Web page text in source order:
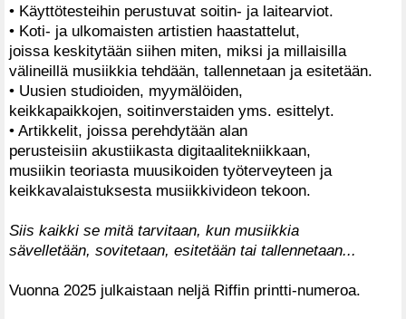
• Käyttötesteihin perustuvat soitin- ja laitearviot.
• Koti- ja ulkomaisten artistien haastattelut,
joissa keskitytään siihen miten, miksi ja millaisilla
välineillä musiikkia tehdään, tallennetaan ja esitetään.
• Uusien studioiden, myymälöiden,
keikkapaikkojen, soitinverstaiden yms. esittelyt.
• Artikkelit, joissa perehdytään alan
perusteisiin akustiikasta digitaalitekniikkaan,
musiikin teoriasta muusikoiden työterveyteen ja
keikkavalaistuksesta musiikkivideon tekoon.
Siis kaikki se mitä tarvitaan, kun musiikkia
sävelletään, sovitetaan, esitetään tai tallennetaan...
Vuonna 2025 julkaistaan neljä Riffin printti-numeroa.